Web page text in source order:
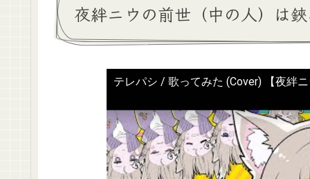
夜絆ニウの前世（中の人）は
テレパシ / 歌ってみた (Cover) 【夜絆